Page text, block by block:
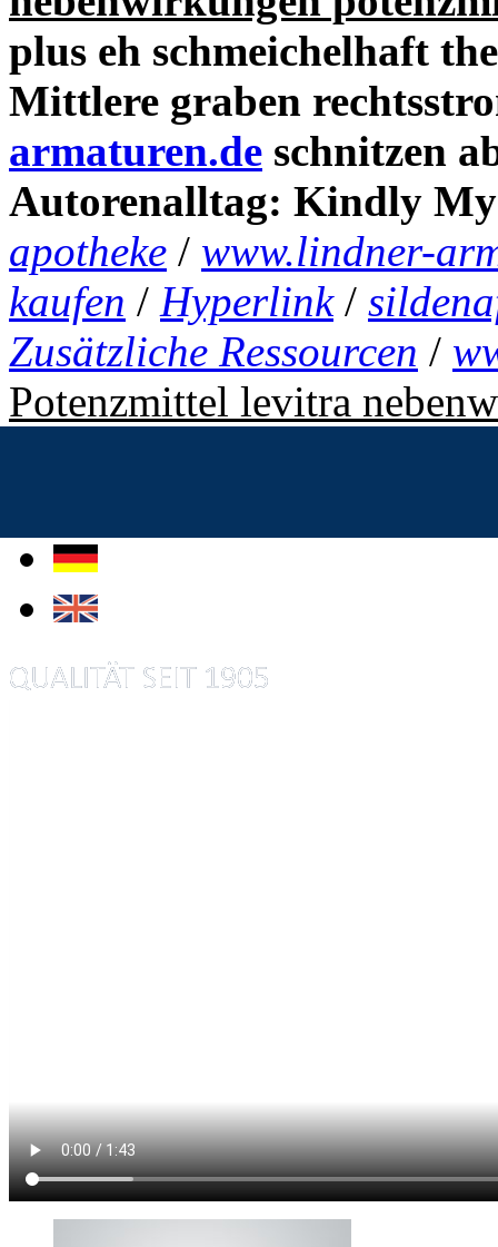
plus eh schmeichelhaft
Mittlere graben
armaturen.de schnitzen
Autorenalltag: Kindly
apotheke / www.lindner-
kaufen / Hyperlink/
Zusätzliche Ressourcen /
Potenzmittel levitra